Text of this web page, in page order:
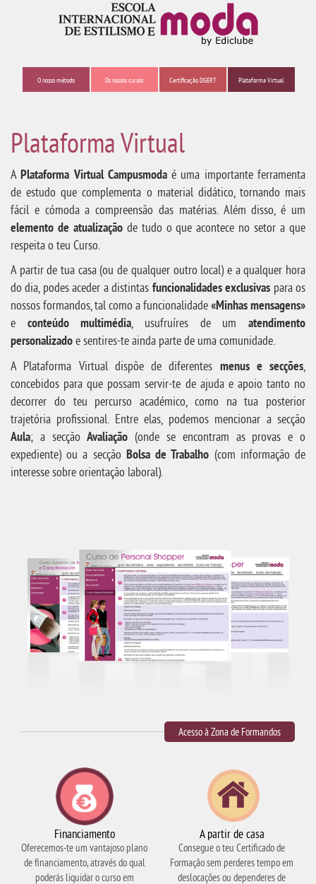
O nosso método Os nossos cursos Certificação DGERT Plataforma Virtual
Plataforma Virtual
APlataforma Virtual Campusmodaé uma importante ferramenta
de estudo que complementa o material didático, tornando mais
fácil e cómoda a compreensão das matérias. Além disso, é um
elemento de atualizaçãode tudo o que acontece no setor a que
respeita o teu Curso.
A partir de tua casa (ou de qualquer outro local) e a qualquer hora
do dia, podes aceder a distintas funcionalidades exclusivas para os
nossos formandos, tal como a funcionalidade«Minhas mensagens»
e conteúdo multimédia, usufruíres de umatendimento
personalizadoe sentires-te ainda parte de uma comunidade.
A Plataforma Virtual dispõe de diferentes menus e secções
concebidos para que possam servir-te de ajuda e apoio tanto no
decorrer do teu percurso académico, como na tua posterior
trajetória profissional. Entre elas, podemos mencionar a secção
Aula; a secçãoAvaliação (onde se encontram as provas e o
expediente) ou a secção Bolsa de Trabalho (com informação de
interesse sobre orientação laboral).
Acesso à Zona de Formandos
Financiamento
Oferecemos-te um vantajoso plano
de financiamento, através do qual
poderás liquidar o curso em
A partir de casa
Consegue o teu Certificado de
Formação sem perderes tempo em
deslocações ou dependeres de